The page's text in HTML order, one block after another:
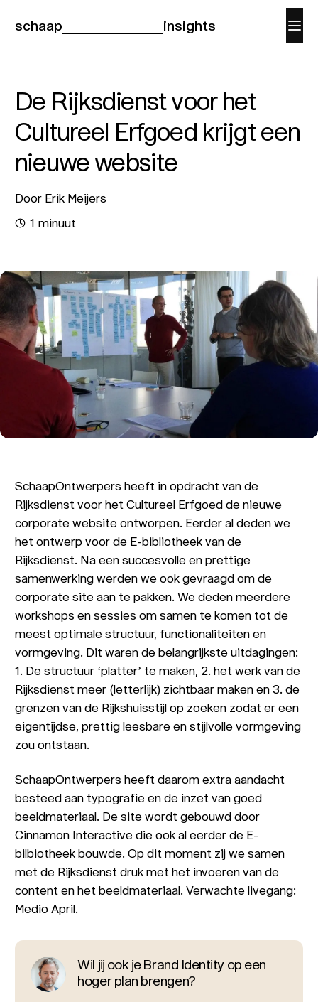
schaap insights
De Rijksdienst voor het
Cultureel Erfgoed krijgt een
nieuwe website
Door Erik Meijers
1 minuut
SchaapOntwerpers heeft in opdracht van de
Rijksdienst voor het Cultureel Erfgoed de nieuwe
corporate website ontworpen. Eerder al deden we
het ontwerp voor de E-bibliotheek van de
Rijksdienst. Na een succesvolle en prettige
samenwerking werden we ook gevraagd om de
corporate site aan te pakken. We deden meerdere
workshops en sessies om samen te komen tot de
meest optimale structuur, functionaliteiten en
vormgeving. Dit waren de belangrijkste uitdagingen:
1. De structuur ‘platter’ te maken, 2. het werk van de
Rijksdienst meer (letterlijk) zichtbaar maken en 3. de
grenzen van de Rijkshuisstijl op zoeken zodat er een
eigentijdse, prettig leesbare en stijlvolle vormgeving
zou ontstaan.
SchaapOntwerpers heeft daarom extra aandacht
besteed aan typografie en de inzet van goed
beeldmateriaal. De site wordt gebouwd door
Cinnamon Interactive die ook al eerder de E-
bilbiotheek bouwde. Op dit moment zij we samen
met de Rijksdienst druk met het invoeren van de
content en het beeldmateriaal. Verwachte livegang:
Medio April.
Wil jij ook je Brand Identity op een
hoger plan brengen?